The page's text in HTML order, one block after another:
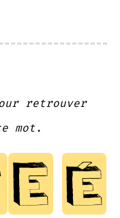
retrouver
mot.